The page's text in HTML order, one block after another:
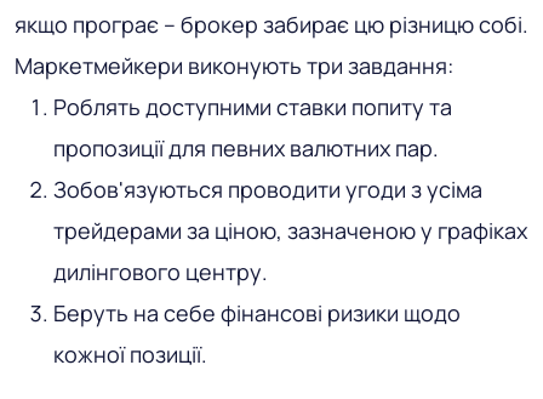
якщо програє – брокер забирає цю різницю собі.
Маркетмейкери виконують три завдання:
Роблять доступними ставки попиту та
пропозиції для певних валютних пар.
Зобов'язуються проводити угоди з усіма
трейдерами за ціною, зазначеною у графіках
дилінгового центру.
Беруть на себе фінансові ризики щодо
кожної позиції.